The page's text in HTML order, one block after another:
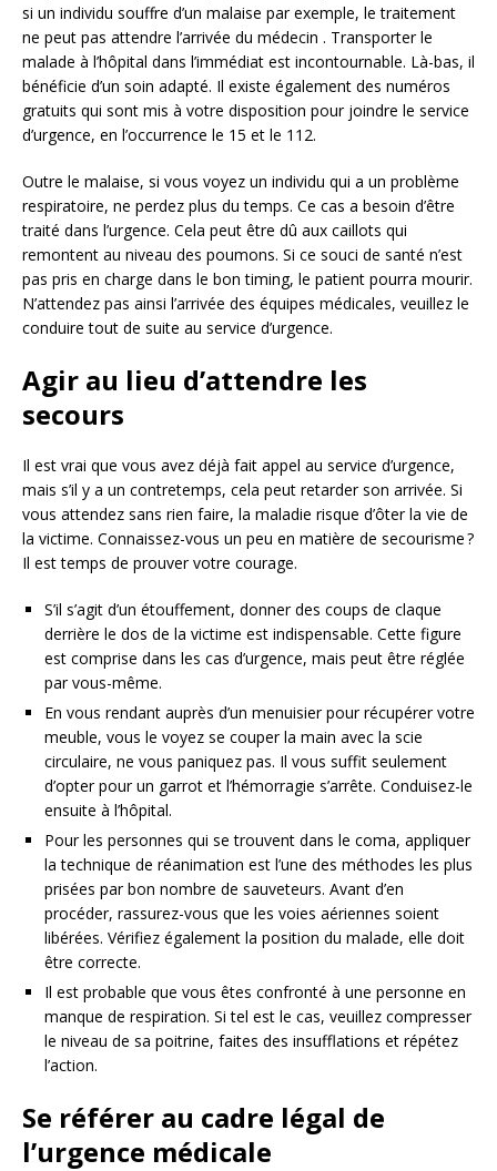
si un individu souffre d’un malaise par exemple, le traitement
ne peut pas attendre l’arrivée du médecin . Transporter le
malade à l’hôpital dans l’immédiat est incontournable. Là-bas, il
bénéficie d’un soin adapté. Il existe également des numéros
gratuits qui sont mis à votre disposition pour joindre le service
d’urgence, en l’occurrence le 15 et le 112.
Outre le malaise, si vous voyez un individu qui a un problème
respiratoire, ne perdez plus du temps. Ce cas a besoin d’être
traité dans l’urgence. Cela peut être dû aux caillots qui
remontent au niveau des poumons. Si ce souci de santé n’est
pas pris en charge dans le bon timing, le patient pourra mourir.
N’attendez pas ainsi l’arrivée des équipes médicales, veuillez le
conduire tout de suite au service d’urgence.
Agir au lieu d’attendre les
secours
Il est vrai que vous avez déjà fait appel au service d’urgence,
mais s’il y a un contretemps, cela peut retarder son arrivée. Si
vous attendez sans rien faire, la maladie risque d’ôter la vie de
la victime. Connaissez-vous un peu en matière de secourisme ?
Il est temps de prouver votre courage.
S’il s’agit d’un étouffement, donner des coups de claque
derrière le dos de la victime est indispensable. Cette figure
est comprise dans les cas d’urgence, mais peut être réglée
par vous-même.
En vous rendant auprès d’un menuisier pour récupérer votre
meuble, vous le voyez se couper la main avec la scie
circulaire, ne vous paniquez pas. Il vous suffit seulement
d’opter pour un garrot et l’hémorragie s’arrête. Conduisez-le
ensuite à l’hôpital.
Pour les personnes qui se trouvent dans le coma, appliquer
la technique de réanimation est l’une des méthodes les plus
prisées par bon nombre de sauveteurs. Avant d’en
procéder, rassurez-vous que les voies aériennes soient
libérées. Vérifiez également la position du malade, elle doit
être correcte.
Il est probable que vous êtes confronté à une personne en
manque de respiration. Si tel est le cas, veuillez compresser
le niveau de sa poitrine, faites des insufflations et répétez
l’action.
Se référer au cadre légal de
l’urgence médicale